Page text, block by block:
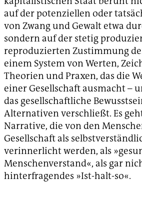
auf der potenziellen oder
von Zwang und Gewalt etwa
sondern auf der stetig
reproduzierten Zustimmung
einem System von Werten,
Theorien und Praxen, das die
einer Gesellschaft ausmacht –
das gesellschaftliche
Alternativen verschließt. Es
Narrative, die von den
Gesellschaft als
verinnerlicht werden, als
Menschenverstand«, als gar
hinterfragendes »Ist-halt-so«.